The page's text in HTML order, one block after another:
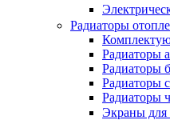
Радиаторы
Радиаторы
Радиаторы
Радиаторы
Радиаторы
Экраны для